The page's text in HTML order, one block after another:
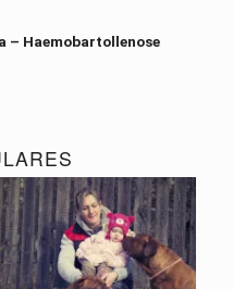
– Haemobartollenose